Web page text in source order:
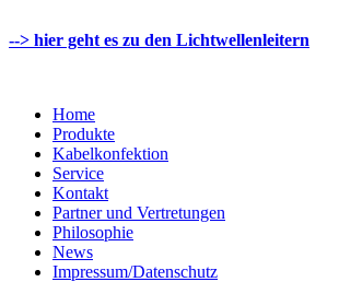
--> hier geht es zu den Lichtwellenleitern
Home
Produkte
Kabelkonfektion
Service
Kontakt
Partner und Vertretungen
Philosophie
News
Impressum/Datenschutz